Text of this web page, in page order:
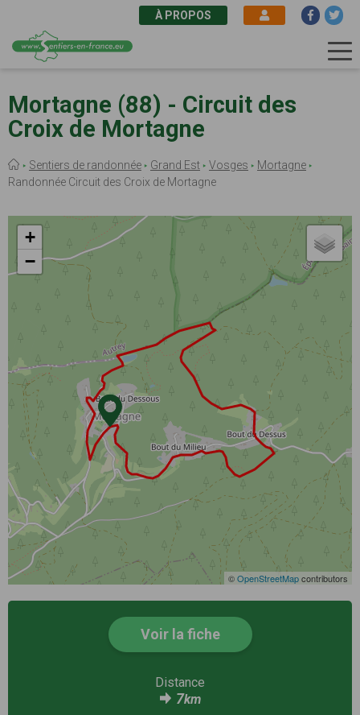
au
contenu
principal
À PROPOS
Mortagne (88) - Circuit des
Croix de Mortagne
Fil
d'Ariane
Sentiers de randonnée Grand Est Vosges
Mortagne
Randonnée Circuit des Croix de Mortagne
+
−
©OpenStreetMapcontributors
Voir la fiche
Distance
7km